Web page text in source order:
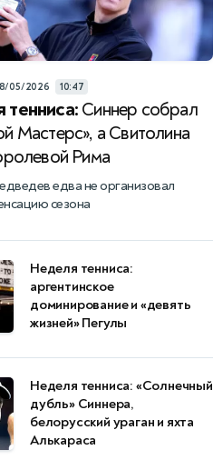
05/2026 10:47
тенниса:Синнер собрал
Мастерс», а Свитолина
Рима
едва не организовал
сезона
Неделя тенниса:
аргентинское
доминирование и «девять
жизней» Пегулы
Неделя тенниса: «Солнечный
дубль» Синнера,
белорусский ураган и яхта
Алькараса